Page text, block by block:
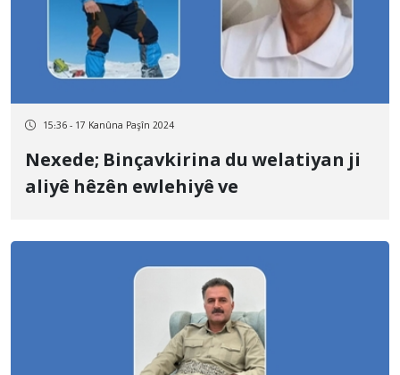
15:36 - 17 Kanûna Paşîn 2024
Nexede; Binçavkirina du welatiyan ji
aliyê hêzên ewlehiyê ve